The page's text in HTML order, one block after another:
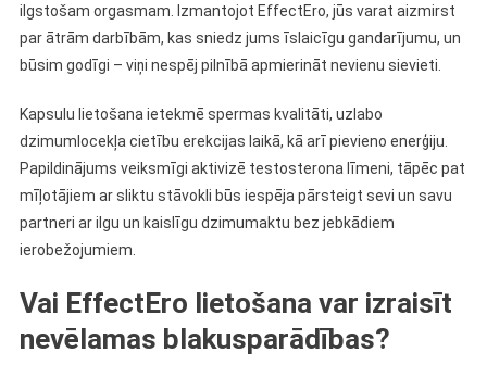
ilgstošam orgasmam. Izmantojot EffectEro, jūs varat aizmirst
par ātrām darbībām, kas sniedz jums īslaicīgu gandarījumu, un
būsim godīgi – viņi nespēj pilnībā apmierināt nevienu sievieti.
Kapsulu lietošana ietekmē spermas kvalitāti, uzlabo
dzimumlocekļa cietību erekcijas laikā, kā arī pievieno enerģiju.
Papildinājums veiksmīgi aktivizē testosterona līmeni, tāpēc pat
mīļotājiem ar sliktu stāvokli būs iespēja pārsteigt sevi un savu
partneri ar ilgu un kaislīgu dzimumaktu bez jebkādiem
ierobežojumiem.
Vai EffectEro lietošana var izraisīt
nevēlamas blakusparādības?